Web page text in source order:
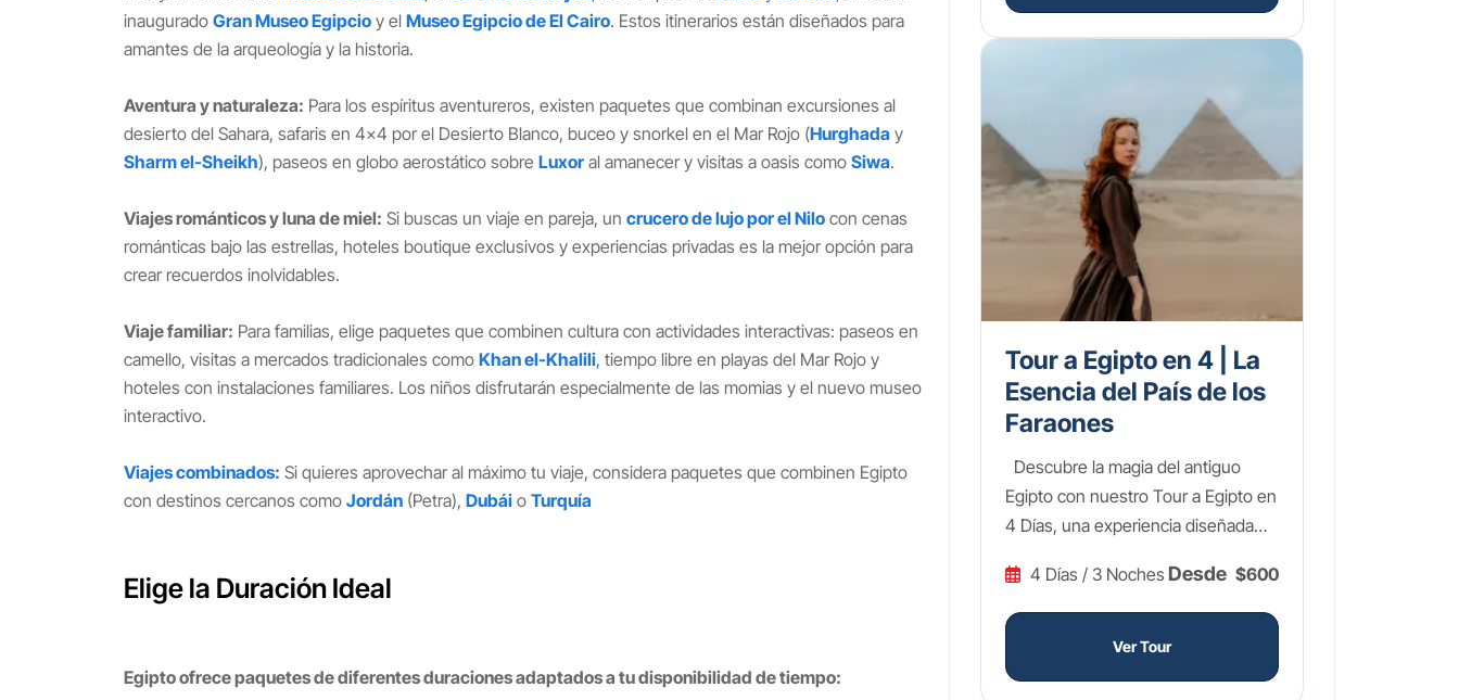
inaugurado Gran Museo Egipcio y el Museo Egipcio de El Cairo. Estos itinerarios están diseñados para
amantes de la arqueología y la historia.
Aventura y naturaleza: Para los espíritus aventureros, existen paquetes que combinan excursiones al
desierto del Sahara, safaris en 4x4 por el Desierto Blanco, buceo y snorkel en el Mar Rojo (Hurghada y
Sharm el-Sheikh), paseos en globo aerostático sobre Luxor al amanecer y visitas a oasis como Siwa.
Viajes románticos y luna de miel: Si buscas un viaje en pareja, un crucero de lujo por el Nilo con cenas
románticas bajo las estrellas, hoteles boutique exclusivos y experiencias privadas es la mejor opción para
crear recuerdos inolvidables.
Viaje familiar: Para familias, elige paquetes que combinen cultura con actividades interactivas: paseos en
camello, visitas a mercados tradicionales como Khan el-Khalili, tiempo libre en playas del Mar Rojo y
hoteles con instalaciones familiares. Los niños disfrutarán especialmente de las momias y el nuevo museo
interactivo.
Viajes combinados: Si quieres aprovechar al máximo tu viaje, considera paquetes que combinen Egipto
con destinos cercanos como Jordán (Petra), Dubái o Turquía
Elige la Duración Ideal
Egipto ofrece paquetes de diferentes duraciones adaptados a tu disponibilidad de tiempo:
Tour a Egipto en 4 | La
Esencia del País de los
Faraones
Descubre la magia del antiguo
Egipto con nuestro Tour a Egipto en
4 Días, una experiencia diseñada
de una de las civilizaciones más
fascinantes de la historia. Explora
las monumentales Pirámides de
Guiza y la enigmática Esfinge,
4 Días / 3 NochesDesde $600
Ver Tour